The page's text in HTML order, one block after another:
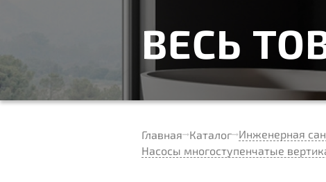
ВЕСЬ
Главная Каталог Инженерная
Насосы многоступенчатые